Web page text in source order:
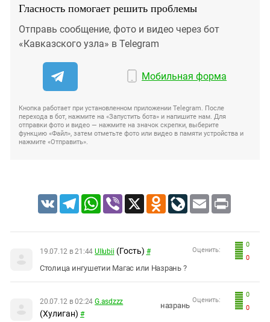
Гласность помогает решить проблемы
Отправь сообщение, фото и видео через бот
«Кавказского узла» в Telegram
Мобильная форма
Кнопка работает при установленном приложении Telegram. После
перехода в бот, нажмите на «Запустить бота» и напишите нам. Для
отправки фото и видео — нажмите на значок скрепки, выберите
функцию «Файл», затем отметьте фото или видео в памяти устройства и
нажмите «Отправить».
VK TelegramWhatsApp
Viber X Odnoklassniki
LiveJournal
Email Print
0
0
Оценить:
19.07.12 в 21:44 Ullubii (Гость) #
Столица ингушетии Магас или Назрань ?
0
0
Оценить:
20.07.12 в 02:24 G.asdzzz
(Хулиган) #
назрань